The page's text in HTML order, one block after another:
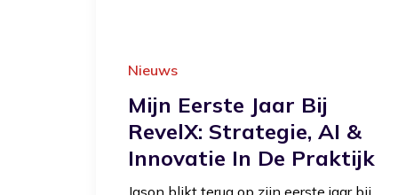
Nieuws
Mijn Eerste Jaar Bij
RevelX: Strategie, AI &
Innovatie In De Praktijk
Jason blikt terug op zijn eerste jaar bij